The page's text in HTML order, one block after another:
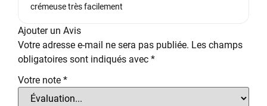
crémeuse très facilement
Ajouter un Avis
Votre adresse e-mail ne sera pas publiée. Les champs
obligatoires sont indiqués avec *
Votre note *